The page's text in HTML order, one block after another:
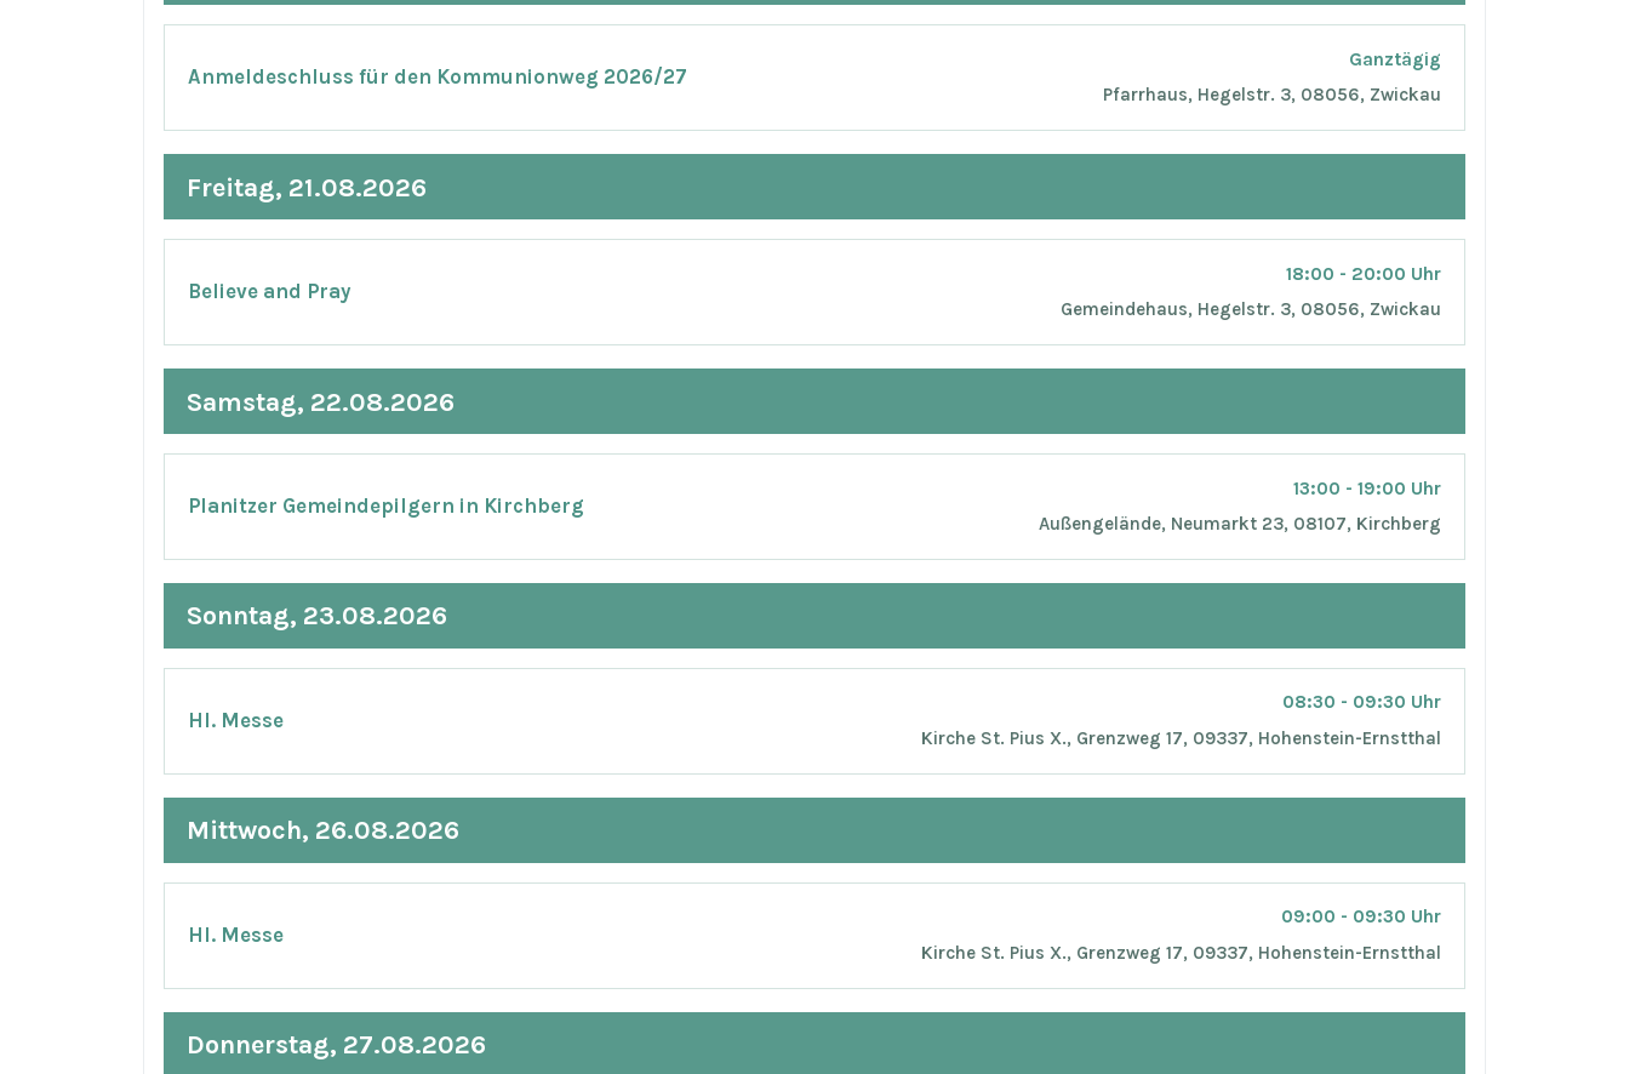
Anmeldeschluss für den Kommunionweg 2026/27
Ganztägig
Pfarrhaus, Hegelstr. 3, 08056, Zwickau
Freitag, 21.08.2026
Believe and Pray
18:00 - 20:00 Uhr
Gemeindehaus, Hegelstr. 3, 08056, Zwickau
Samstag, 22.08.2026
Planitzer Gemeindepilgern in Kirchberg
13:00 - 19:00 Uhr
Außengelände, Neumarkt 23, 08107, Kirchberg
Sonntag, 23.08.2026
Hl. Messe
08:30 - 09:30 Uhr
Kirche St. Pius X., Grenzweg 17, 09337, Hohenstein-Ernstthal
Mittwoch, 26.08.2026
Hl. Messe
09:00 - 09:30 Uhr
Kirche St. Pius X., Grenzweg 17, 09337, Hohenstein-Ernstthal
Donnerstag, 27.08.2026